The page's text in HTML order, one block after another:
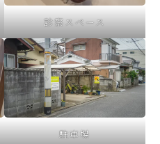
診察スペース
駐車場